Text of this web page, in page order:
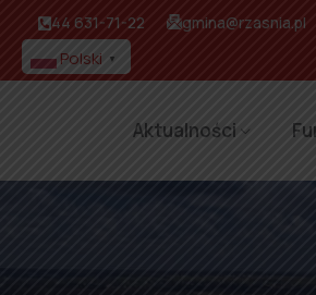
44 631-71-22 gmina@rzasnia.pl
Polski ▼
Aktualności